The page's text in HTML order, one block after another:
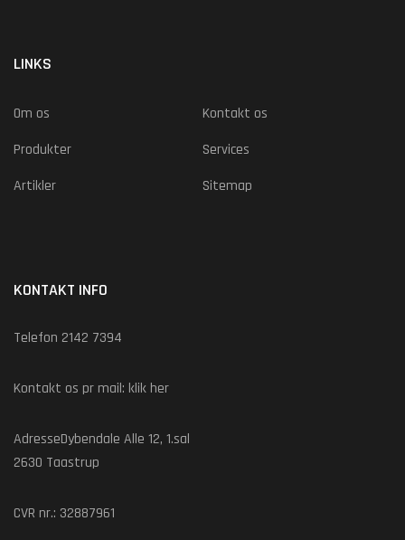
LINKS
Om os
Kontakt os
Produkter
Services
Artikler
Sitemap
KONTAKT INFO
Telefon 2142 7394
Kontakt os pr mail: klik her
AdresseDybendale Alle 12, 1.sal
2630 Taastrup
CVR nr.: 32887961